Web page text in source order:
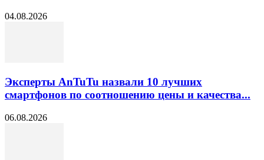
04.08.2026
Эксперты AnTuTu назвали 10 лучших
смартфонов по соотношению цены и качества...
06.08.2026